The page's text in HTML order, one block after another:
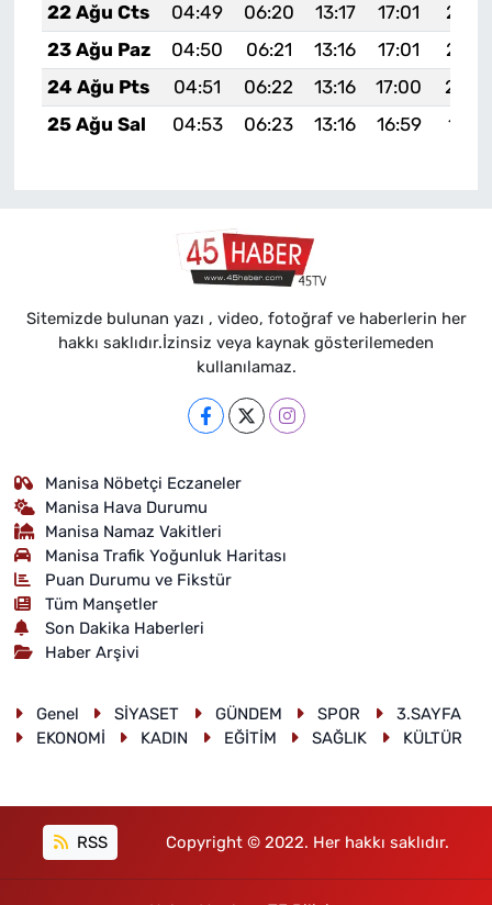
22 Ağu Cts
04:49 06:20 13:17 17:01
23 Ağu Paz
04:50 06:21 13:16 17:01
24 Ağu Pts
04:51 06:22 13:16 17:00
25 Ağu Sal
04:53 06:23 13:16 16:59
Sitemizde bulunan yazı , video, fotoğraf ve haberlerin her
hakkı saklıdır.İzinsiz veya kaynak gösterilemeden
kullanılamaz.
Manisa Nöbetçi Eczaneler
Manisa Hava Durumu
Manisa Namaz Vakitleri
Manisa Trafik Yoğunluk Haritası
Puan Durumu ve Fikstür
Tüm Manşetler
Son Dakika Haberleri
Haber Arşivi
Genel SİYASET GÜNDEM SPOR
3.SAYFA
EKONOMİ
KADIN EĞİTİM SAĞLIK KÜLTÜR
RSS Copyright © 2022. Her hakkı saklıdır.